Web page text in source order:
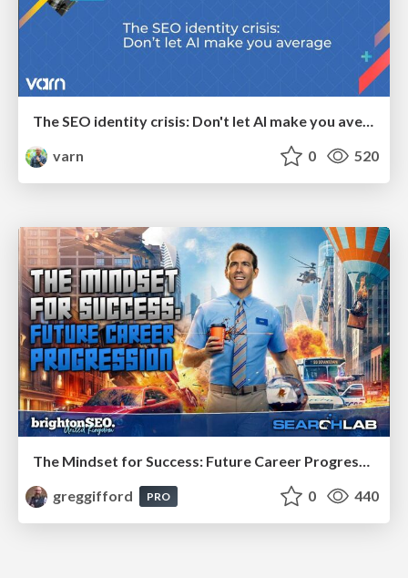
The SEO identity crisis: Don't let AI make you average
varn
0 520
greggifford
PRO 0 440